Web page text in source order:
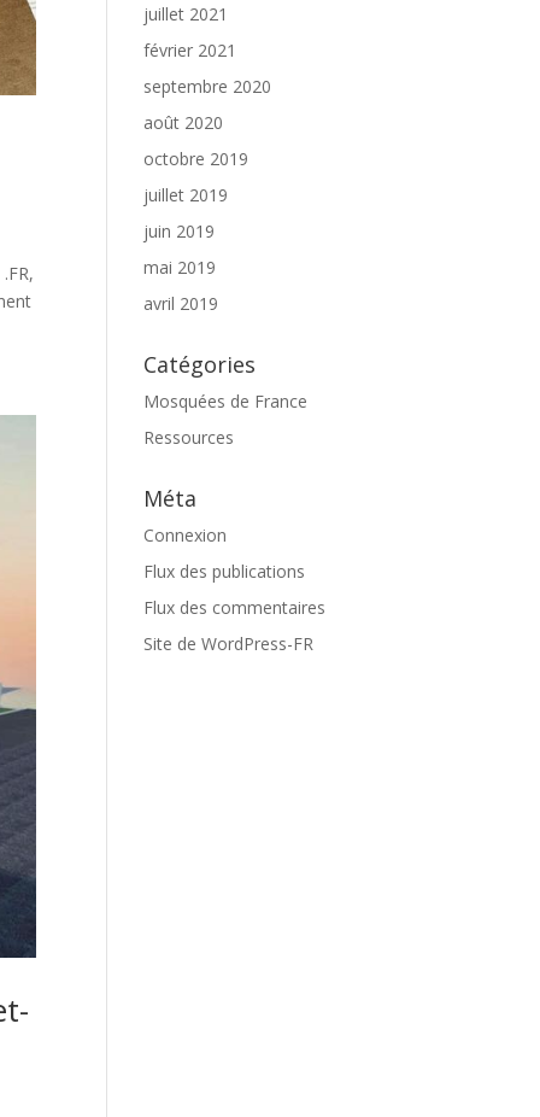
juillet 2021
février 2021
septembre 2020
août 2020
octobre 2019
juillet 2019
juin 2019
mai 2019
avril 2019
Catégories
Mosquées de France
Ressources
Méta
Connexion
Flux des publications
Flux des commentaires
Site de WordPress-FR